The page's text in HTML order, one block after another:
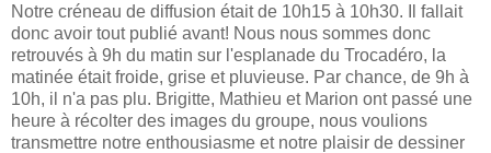
Notre créneau de diffusion était de 10h15 à 10h30. Il fallait
donc avoir tout publié avant! Nous nous sommes donc
retrouvés à 9h du matin sur l'esplanade du Trocadéro, la
matinée était froide, grise et pluvieuse. Par chance, de 9h à
10h, il n'a pas plu. Brigitte, Mathieu et Marion ont passé une
heure à récolter des images du groupe, nous voulions
transmettre notre enthousiasme et notre plaisir de dessiner